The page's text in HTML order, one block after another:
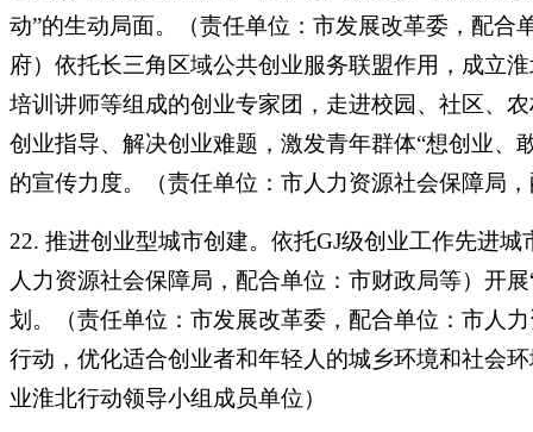
动”的生动局面。（责任单位：市发展改革委，配
府）依托长三角区域公共创业服务联盟作用，成立
培训讲师等组成的创业专家团，走进校园、社区、
创业指导、解决创业难题，激发青年群体“想创业、
的宣传力度。（责任单位：市人力资源社会保障局
22. 推进创业型城市创建。依托GJ级创业工作先进
人力资源社会保障局，配合单位：市财政局等）开
划。（责任单位：市发展改革委，配合单位：市人
行动，优化适合创业者和年轻人的城乡环境和社会
业淮北行动领导小组成员单位）